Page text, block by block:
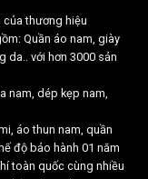
thương hiệu
Quần áo nam, giày
da.. với hơn 3000 sản
nam, dép kẹp nam,
áo thun nam, quần
độ bảo hành 01 năm
toàn quốc cùng nhiều